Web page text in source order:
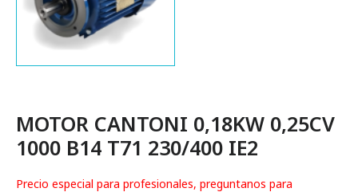
MOTOR CANTONI 0,18KW 0,25CV
1000 B14 T71 230/400 IE2
Precio especial para profesionales, preguntanos para